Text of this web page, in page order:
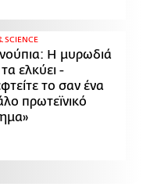
SCIENCE
Η μυρωδιά
ελκύει -
το σαν ένα
πρωτεϊνικό